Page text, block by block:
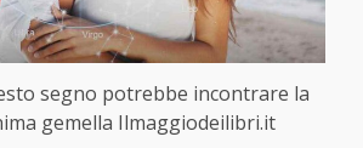
segno potrebbe incontrare la
gemella Ilmaggiodeilibri.it